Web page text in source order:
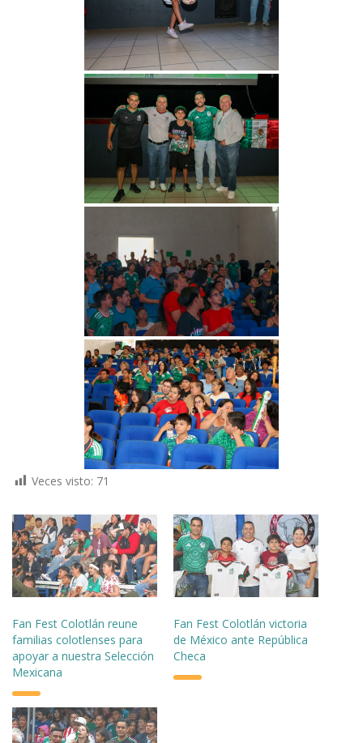
Veces visto: 71
Fan Fest Colotlán reune
familias colotlenses para
apoyar a nuestra Selección
Mexicana
Fan Fest Colotlán victoria
de México ante República
Checa